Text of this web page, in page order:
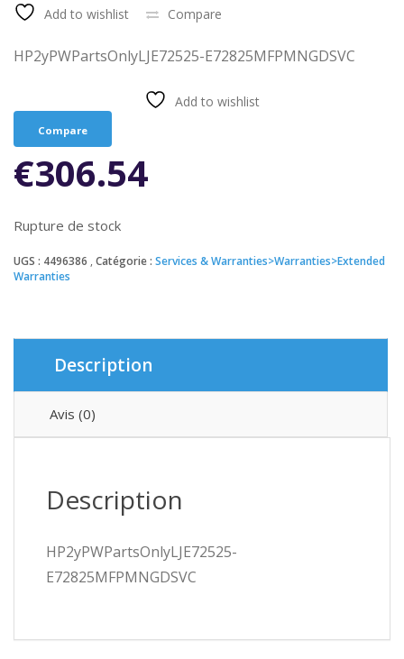
Add to wishlist Compare
HP2yPWPartsOnlyLJE72525-E72825MFPMNGDSVC
Add to wishlist
Compare
€306.54
Rupture de stock
UGS : 4496386 Catégorie : Services & Warranties>Warranties>Extended
Warranties
Description
Avis (0)
Description
HP2yPWPartsOnlyLJE72525-
E72825MFPMNGDSVC